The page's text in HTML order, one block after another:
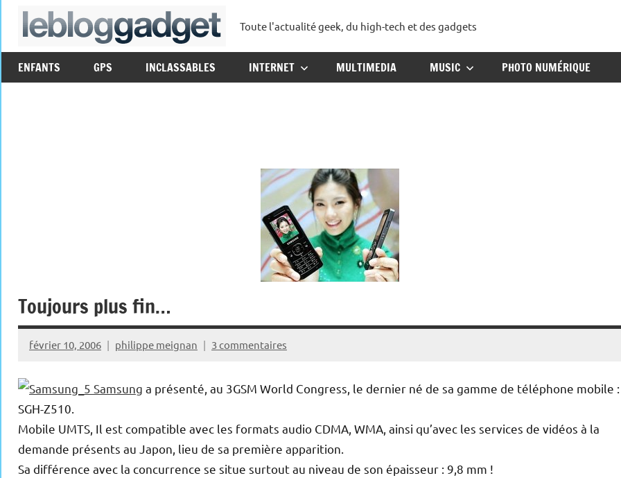
Aller
lebloggadget
Toute l'actualité geek, du high-tech et des gadgets
ENFANTS GPS INCLASSABLES INTERNET MULTIMEDIA MUSIC PHOTO NUMÉRIQUE
Toujours plus fin…
février 10, 2006 philippe meignan 3 commentaires
Samsung a présenté, au 3GSM World Congress, le dernier né de sa gamme de téléphone mobile
SGH-Z510.
Mobile UMTS, Il est compatible avec les formats audio CDMA, WMA, ainsi qu’avec les services de vidéos à la
demande présents au Japon, lieu de sa première apparition.
Sa différence avec la concurrence se situe surtout au niveau de son épaisseur : 9,8 mm !